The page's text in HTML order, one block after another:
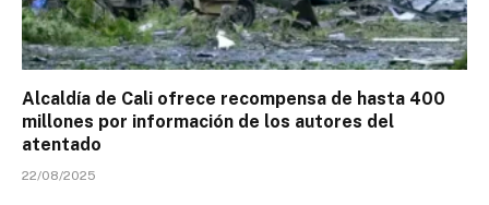
Alcaldía de Cali ofrece recompensa de hasta 400
millones por información de los autores del
atentado
22/08/2025